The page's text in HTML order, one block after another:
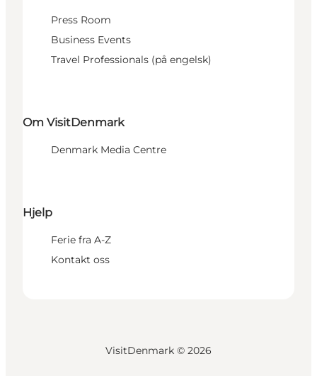
Press Room
Business Events
Travel Professionals (på engelsk)
Om VisitDenmark
Denmark Media Centre
Hjelp
Ferie fra A-Z
Kontakt oss
VisitDenmark © 2026